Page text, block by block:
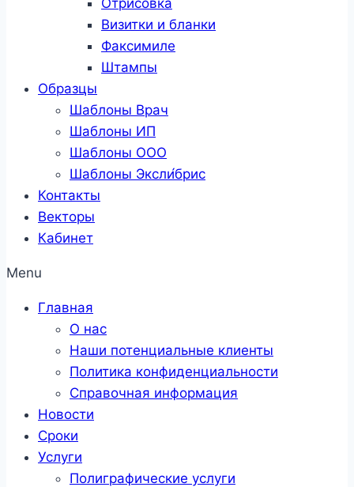
Визитки и бланки
Факсимиле
Штампы
Образцы
Шаблоны Врач
Шаблоны ИП
Шаблоны ООО
Шаблоны Эксли́брис
Контакты
Векторы
Кабинет
Menu
Главная
О нас
Наши потенциальные клиенты
Политика конфиденциальности
Справочная информация
Новости
Сроки
Услуги
Полиграфические услуги